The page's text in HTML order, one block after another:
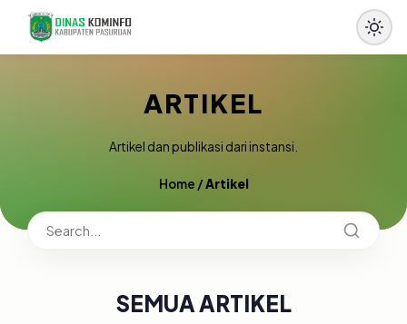
ARTIKEL
Artikel dan publikasi dari instansi.
Home /Artikel
SEMUA ARTIKEL